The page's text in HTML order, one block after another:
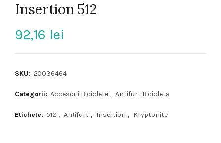
Insertion 512
92,16 lei
SKU: 20036464
Categorii: Accesorii Biciclete , Antifurt Bicicleta
Etichete: 512 , Antifurt , Insertion , Kryptonite